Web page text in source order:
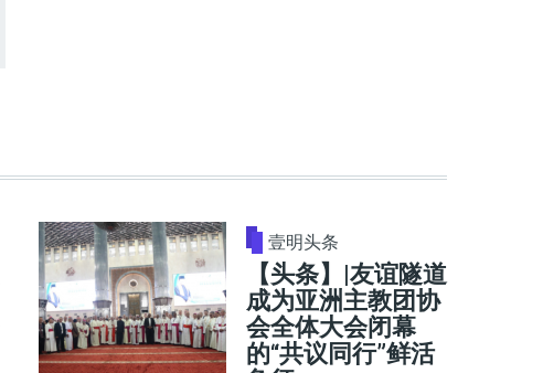
壹明头条
【头条】|友谊隧道
成为亚洲主教团协
会全体大会闭幕
的“共议同行”鲜活